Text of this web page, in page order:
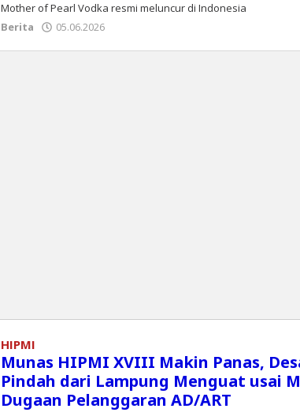
Mother of Pearl Vodka resmi meluncur di Indonesia
Berita
05.06.2026
HIPMI
Munas HIPMI XVIII Makin Panas,
Pindah dari Lampung Menguat usai
Dugaan Pelanggaran AD/ART